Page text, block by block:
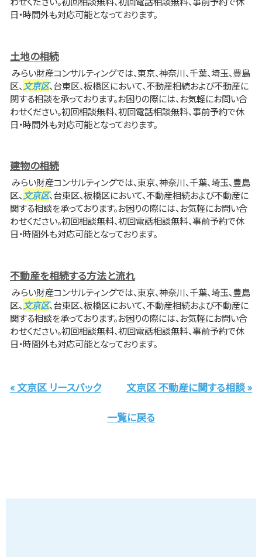
日・時間外も対応可能となっております。
土地の相続
みらい財産コンサルティングでは、東京、神奈川、千葉、埼玉、豊島
区、 文京区、台東区、板橋区において、不動産相続および不動産に
関する相談を承っております。お困りの際には、お気軽にお問い合
わせください。初回相談無料、初回電話相談無料、事前予約で休
日・時間外も対応可能となっております。
建物の相続
みらい財産コンサルティングでは、東京、神奈川、千葉、埼玉、豊島
区、 文京区、台東区、板橋区において、不動産相続および不動産に
関する相談を承っております。お困りの際には、お気軽にお問い合
わせください。初回相談無料、初回電話相談無料、事前予約で休
日・時間外も対応可能となっております。
不動産を相続する方法と流れ
みらい財産コンサルティングでは、東京、神奈川、千葉、埼玉、豊島
区、 文京区、台東区、板橋区において、不動産相続および不動産に
関する相談を承っております。お困りの際には、お気軽にお問い合
わせください。初回相談無料、初回電話相談無料、事前予約で休
日・時間外も対応可能となっております。
« 文京区 リースバック 文京区 不動産に関する相談 »
一覧に戻る